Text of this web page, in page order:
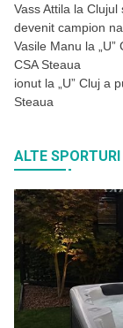
Vass Attila la Clujul
devenit campion
Vasile Manu la
CSA Steaua
ionut la
„U” Cluj a
Steaua
ALTE SPORTURI